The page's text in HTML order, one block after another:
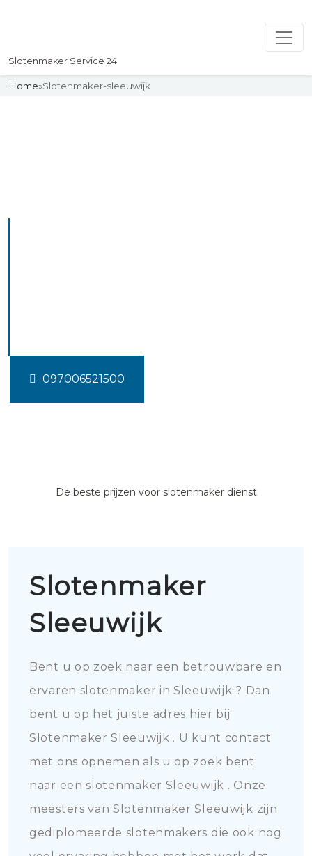
Slotenmaker Service 24
Home»Slotenmaker-sleeuwijk
097006521500
De beste prijzen voor slotenmaker dienst
Slotenmaker
Sleeuwijk
Bent u op zoek naar een betrouwbare en
ervaren slotenmaker in Sleeuwijk ? Dan
bent u op het juiste adres hier bij
Slotenmaker Sleeuwijk . U kunt contact
met ons opnemen als u op zoek bent
naar een slotenmaker Sleeuwijk . Onze
meesters van Slotenmaker Sleeuwijk zijn
gediplomeerde slotenmakers die ook nog